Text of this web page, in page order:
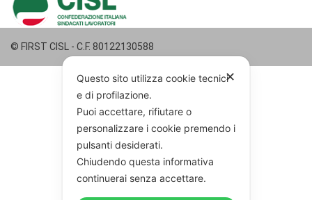
© FIRST CISL - C.F. 80122130588
✕
Questo sito utilizza cookie tecnici
e di profilazione.
Puoi accettare, rifiutare o
personalizzare i cookie premendo i
pulsanti desiderati.
Chiudendo questa informativa
continuerai senza accettare.